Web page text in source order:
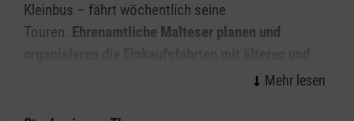
Kleinbus – fährt wöchentlich seine
Touren. Ehrenamtliche Malteser planen und
behinderten Menschen, die zwar noch zu Hause